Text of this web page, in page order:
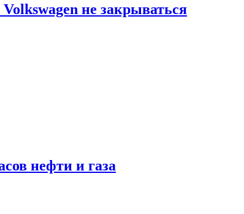
не закрываться
нефти и газа